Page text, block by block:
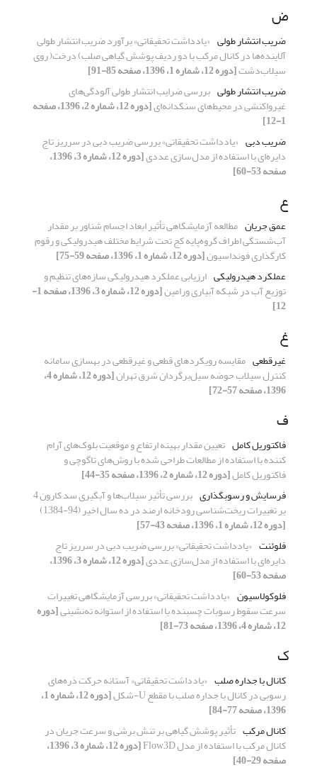
ض
ضریب انتشار طولی «یادداشت تحقیقاتی» برآورد ضریب انتشار طولی
آلاینده‌ها در کانال مرکب با دو ردیف پوشش گیاهی صلب) درخت( روی
سیلاب‌دشت[دوره 12، شماره 1، 1396، صفحه 85-91]
ضریب انتشار طولی بررسی ضرایب انتشار طولی آلودگی‌های
غیرواکنشی در محیط‌های سنگدانه‌ای [دوره 12، شماره 2، 1396، صفحه
1-12]
ضریب دبی «یادداشت تحقیقاتی» بررسی ضریب دبی در سرریز تاج
دایره‌ای با استفاده از مدل‌سازی عددی [دوره 12، شماره 3، 1396،
صفحه 53-60]
ع
عمق جریان مطالعه آزمایشگاهی تأثیر ابعاد اجسام شناور بر مقدار
آب‌شستگی اطراف گروه‌پایه کج تحت شرایط مختلف هیدرولیکی و رقوم
کارگذاری فونداسیون[دوره 12، شماره 1، 1396، صفحه 59-75]
عملکرد هیدرولیکی ارزیابی عملکرد هیدرولیکی سازه‌های تنظیم و
توزیع آب در شبکه آبیاری ورامین [دوره 12، شماره 3، 1396، صفحه 1-
12]
غ
غیرقطعی مقایسه رویکردهای قطعی و غیرقطعی در بهسازی سامانه
کنترل سیلاب حوضه سیل‌برگردان شرق تهران [دوره 12، شماره 4،
1396، صفحه 57-72]
ف
فاکتوریل کامل تعیین مقدار بهینه ارتفاع و موقعیت بلوک‌های آرام
کننده با استفاده از مطالعات طراحی شده با روش‌های تاگوچی و
فاکتوریل کامل[دوره 12، شماره 2، 1396، صفحه 35-44]
فرسایش و رسوبگذاری
بررسی تأثیر سیلاب‌ها و آبگیری سد کارون 4
بر تغییرات ریخت‌شناسی رودخانه ارمند در ده سال اخیر (94-1384)
[دوره 12، شماره 1، 1396، صفحه 43-57]
فلوئنت «یادداشت تحقیقاتی» بررسی ضریب دبی در سرریز تاج
دایره‌ای با استفاده از مدل‌سازی عددی [دوره 12، شماره 3، 1396،
صفحه 53-60]
فلوکولاسیون «یادداشت تحقیقاتی» بررسی آزمایشگاهی تغییرات
سرعت سقوط رسوبات چسبنده با استفاده از استوانه ته‌نشینی[دوره
12، شماره 4، 1396، صفحه 73-81]
ک
کانال با جداره صلب «یادداشت تحقیقاتی» آستانه حرکت ذره‌های
رسوبی در کانال با جداره صلب با مقطع U-شکل [دوره 12، شماره 1،
1396، صفحه 77-84]
کانال مرکب تأثیر پوشش گیاهی بر تنش برشی و سرعت جریان در
کانال مرکب با استفاده از مدل Flow3D [دوره 12، شماره 3، 1396،
صفحه 29-40]